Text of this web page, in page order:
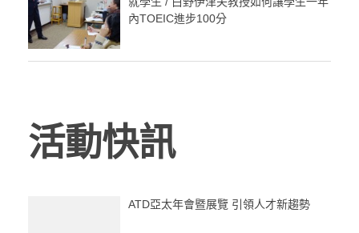
內TOEIC進步100分
活動快訊
ATD亞太年會暨展覽 引領人才新趨勢